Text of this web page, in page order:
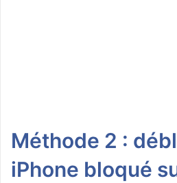
Méthode 2 :
iPhone bloqué